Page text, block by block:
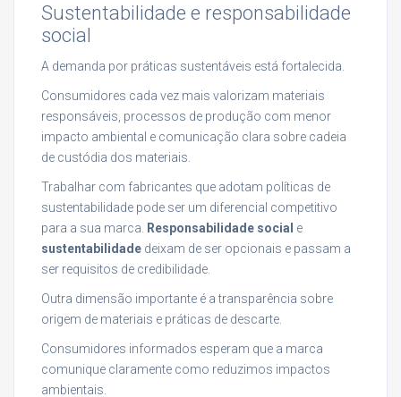
Sustentabilidade e responsabilidade
social
A demanda por práticas sustentáveis está fortalecida.
Consumidores cada vez mais valorizam materiais
responsáveis, processos de produção com menor
impacto ambiental e comunicação clara sobre cadeia
de custódia dos materiais.
Trabalhar com fabricantes que adotam políticas de
sustentabilidade pode ser um diferencial competitivo
para a sua marca.
Responsabilidade social e
sustentabilidade deixam de ser opcionais e passam a
ser requisitos de credibilidade.
Outra dimensão importante é a transparência sobre
origem de materiais e práticas de descarte.
Consumidores informados esperam que a marca
comunique claramente como reduzimos impactos
ambientais.